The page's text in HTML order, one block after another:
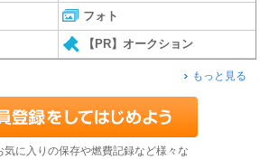
フォト
【PR】オークション
もっと見る
気に入りの保存や燃費記録など様々な